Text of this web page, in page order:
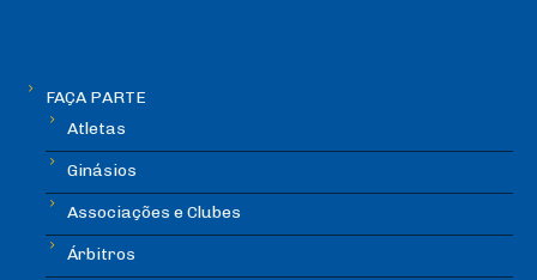
FAÇA PARTE
Atletas
Ginásios
Associações e Clubes
Árbitros